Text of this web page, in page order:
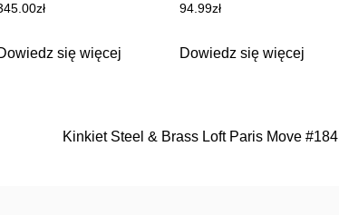
zł
się więcej
94.99zł
Dowiedz się więcej
Kinkiet Steel & Brass Loft Paris Move #184